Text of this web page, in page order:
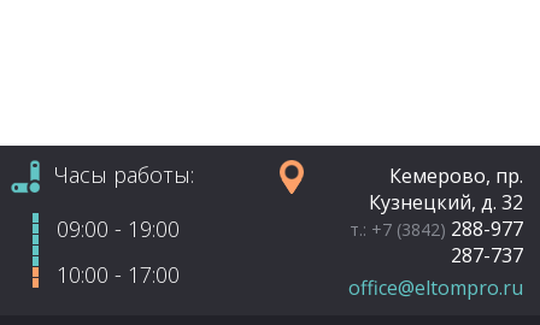
Часы работы:
09:00 - 19:00
10:00 - 17:00
Кемерово, пр.
Кузнецкий, д. 32
т.: +7 (3842) 288-977
287-737
office@eltompro.ru